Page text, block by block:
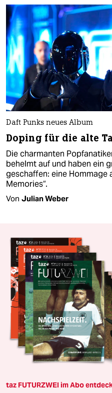
Daft Punks neues Album
Doping für die alte
Die charmanten
behelmt auf und haben ein
geschaffen: eine Hommage
Memories“.
Von Julian Weber
taz FUTURZWEI im Abo